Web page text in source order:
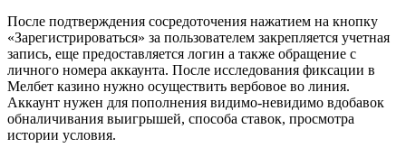
После подтверждения сосредоточения нажатием на кнопку
«Зарегистрироваться» за пользователем закрепляется учетная
запись, еще предоставляется логин а также обращение с
личного номера аккаунта. После исследования фиксации в
Мелбет казино нужно осуществить вербовое во линия.
Аккаунт нужен для пополнения видимо-невидимо вдобавок
обналичивания выигрышей, способа ставок, просмотра
истории условия.